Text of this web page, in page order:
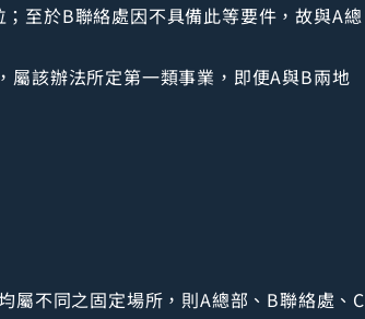
至於B聯絡處因不具備此等要件，故與A總
屬該辦法所定第一類事業，即便A與B兩地
屬不同之固定場所，則A總部、B聯絡處、C